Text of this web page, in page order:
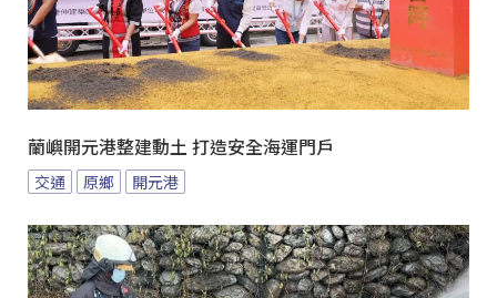
蘭嶼開元港整建動土 打造安全海運門戶
交通 原鄉 開元港